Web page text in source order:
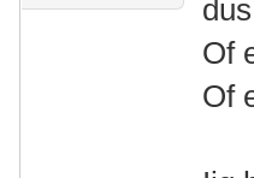
Of
Of